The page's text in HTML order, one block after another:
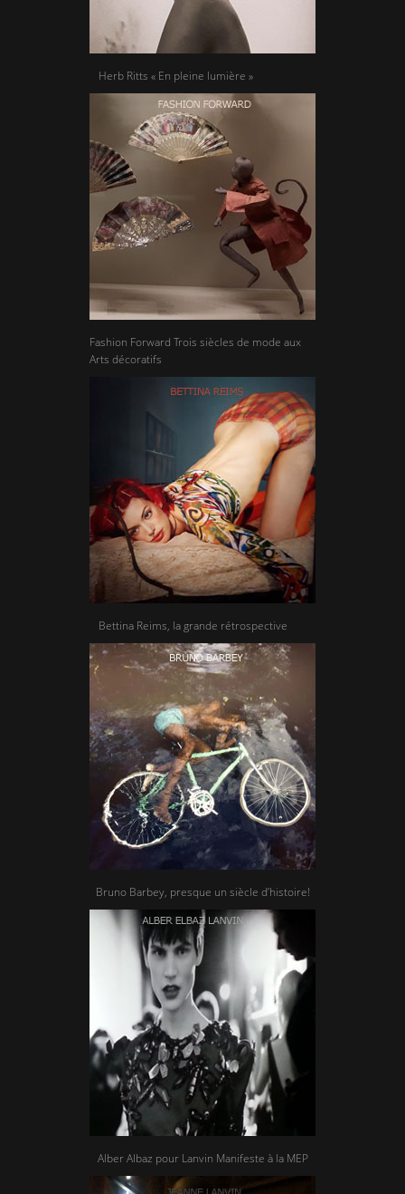
Herb Ritts « En pleine lumière »
Fashion Forward Trois siècles de mode aux
Arts décoratifs
Bettina Reims, la grande rétrospective
Bruno Barbey, presque un siècle d’histoire!
Alber Albaz pour Lanvin Manifeste à la MEP